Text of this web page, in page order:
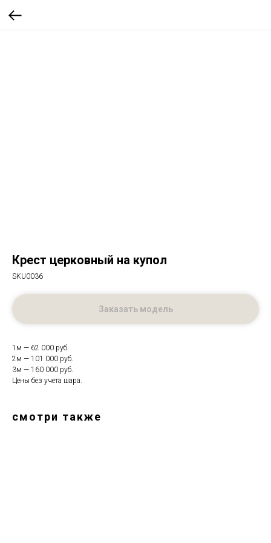
Крест церковный на купол
SKU0036
Заказать модель
1м — 62 000 руб.
2м — 101 000 руб.
3м — 160 000 руб.
Цены без учета шара.
смотри также